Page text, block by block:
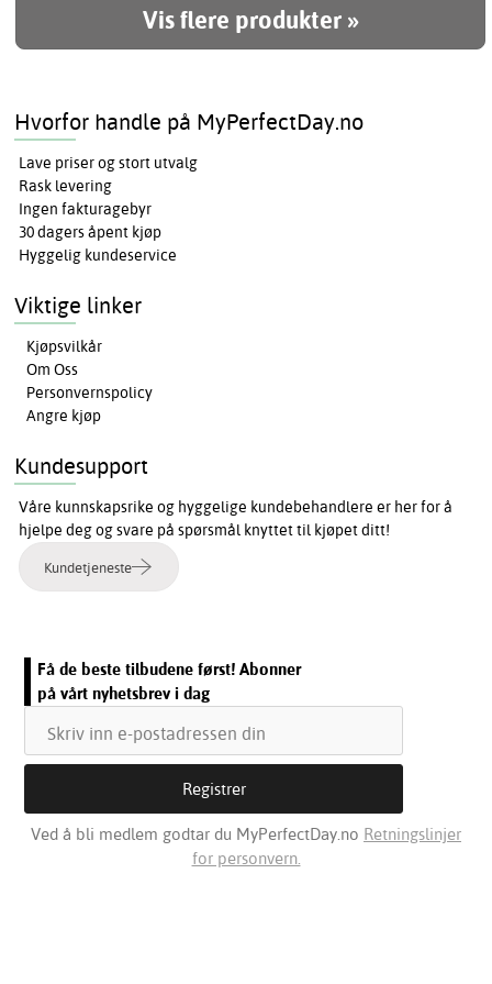
Vis flere produkter »
Hvorfor handle på MyPerfectDay.no
Lave priser og stort utvalg
Rask levering
Ingen fakturagebyr
30 dagers åpent kjøp
Hyggelig kundeservice
Viktige linker
Kjøpsvilkår
Om Oss
Personvernspolicy
Angre kjøp
Kundesupport
Våre kunnskapsrike og hyggelige kundebehandlere er her for å
hjelpe deg og svare på spørsmål knyttet til kjøpet ditt!
Kundetjeneste
Få de beste tilbudene først! Abonner
på vårt nyhetsbrev i dag
Ved å bli medlem godtar du MyPerfectDay.no Retningslinjer
for personvern.